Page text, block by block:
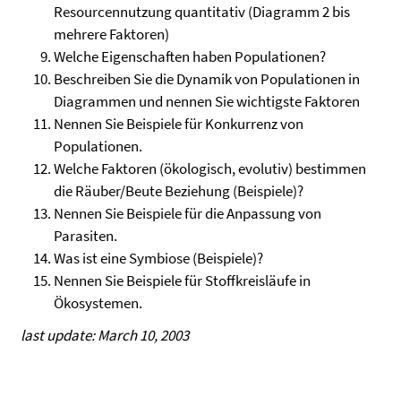
Resourcennutzung quantitativ (Diagramm 2 bis
mehrere Faktoren)
Welche Eigenschaften haben Populationen?
Beschreiben Sie die Dynamik von Populationen in
Diagrammen und nennen Sie wichtigste Faktoren
Nennen Sie Beispiele für Konkurrenz von
Populationen.
Welche Faktoren (ökologisch, evolutiv) bestimmen
die Räuber/Beute Beziehung (Beispiele)?
Nennen Sie Beispiele für die Anpassung von
Parasiten.
Was ist eine Symbiose (Beispiele)?
Nennen Sie Beispiele für Stoffkreisläufe in
Ökosystemen.
last update: March 10, 2003